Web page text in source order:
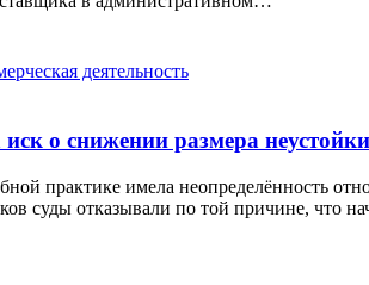
деятельность
о снижении размера неустойки
практике имела неопределённость
суды отказывали по той причине, что